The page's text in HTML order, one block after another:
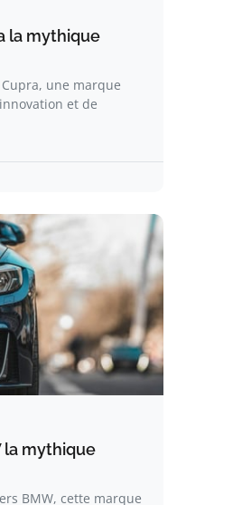
la mythique
une marque
et de
la mythique
BMW, cette marque